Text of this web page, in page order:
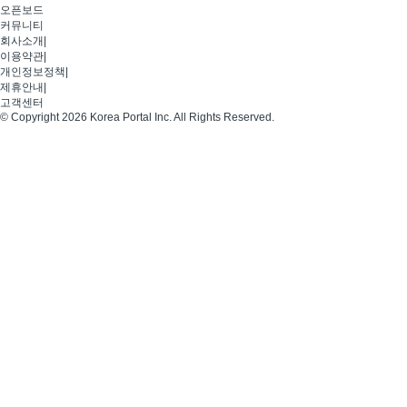
오픈보드
커뮤니티
회사소개
이용약관
개인정보정책
제휴안내
고객센터
© Copyright 2026 Korea Portal Inc. All Rights Reserved.